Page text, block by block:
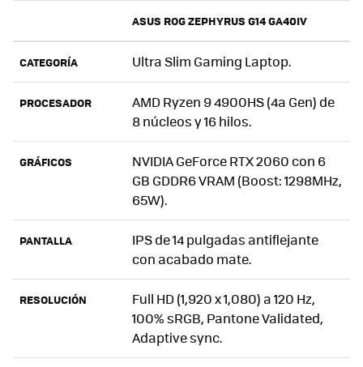
ASUS ROG ZEPHYRUS G14 GA40IV
CATEGORÍA Ultra Slim Gaming Laptop.
PROCESADOR
AMD Ryzen 9 4900HS (4a Gen) de
8 núcleos y 16 hilos.
GRÁFICOS
NVIDIA GeForce RTX 2060 con 6
GB GDDR6 VRAM (Boost: 1298MHz,
65W).
PANTALLA
IPS de 14 pulgadas antiflejante
con acabado mate.
RESOLUCIÓN
Full HD (1,920 x 1,080) a 120 Hz,
100% sRGB, Pantone Validated,
Adaptive sync.